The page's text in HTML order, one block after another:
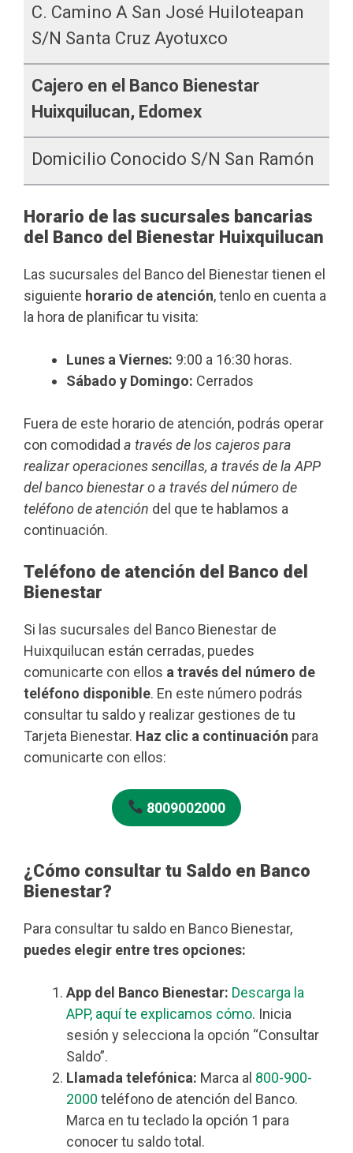
C. Camino A San José Huiloteapan
S/n Santa Cruz Ayotuxco
Cajero en el Banco Bienestar
Huixquilucan, Edomex
Domicilio Conocido S/n San Ramón
Horario de las sucursales bancarias
del Banco del Bienestar Huixquilucan
Las sucursales del Banco del Bienestar tienen el
siguiente horario de atención, tenlo en cuenta a
la hora de planificar tu visita:
Lunes a Viernes: 9:00 a 16:30 horas.
Sábado y Domingo: Cerrados
Fuera de este horario de atención, podrás operar
con comodidad a través de los cajeros para
realizar operaciones sencillas, a través de la APP
del banco bienestar o a través del número de
teléfono de atención del que te hablamos a
continuación.
Teléfono de atención del Banco del
Bienestar
Si las sucursales del Banco Bienestar de
Huixquilucan están cerradas, puedes
comunicarte con ellos a través del número de
teléfono disponible. En este número podrás
consultar tu saldo y realizar gestiones de tu
Tarjeta Bienestar. Haz clic a continuación para
comunicarte con ellos:
8009002000
¿Cómo consultar tu Saldo en Banco
Bienestar?
Para consultar tu saldo en Banco Bienestar,
puedes elegir entre tres opciones:
App del Banco Bienestar: Descarga la
APP, aquí te explicamos cómo. Inicia
sesión y selecciona la opción “Consultar
Saldo”.
Llamada telefónica: Marca al 800-900-
2000 teléfono de atención del Banco.
Marca en tu teclado la opción 1 para
conocer tu saldo total.